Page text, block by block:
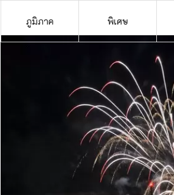
ภูมิภาค พิเศษ